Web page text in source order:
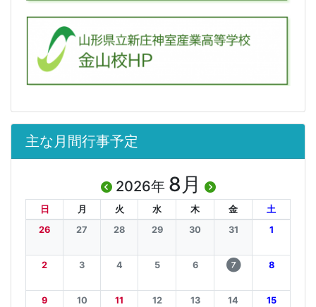
主な月間行事予定
2026年 8月
日 月 火 水 木 金
土
26
27 28 29 30 31 1
2 3 4 5 6 7 8
9 10 11 12 13 14 15